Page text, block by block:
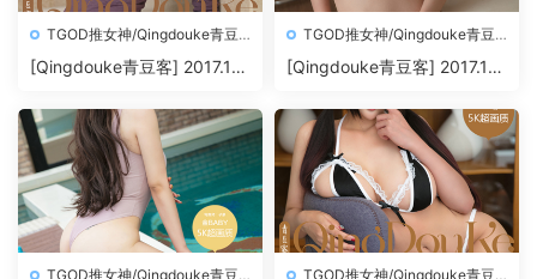
TGOD推女神/Qingdouke青豆
客
[Qingdouke青豆客] 2017.11.
TGOD推女神/Qingdouke青豆
客
[Qingdouke青豆客] 2017.11.
TGOD推女神/Qingdouke青豆 TGOD推女神/Qingdouke青豆